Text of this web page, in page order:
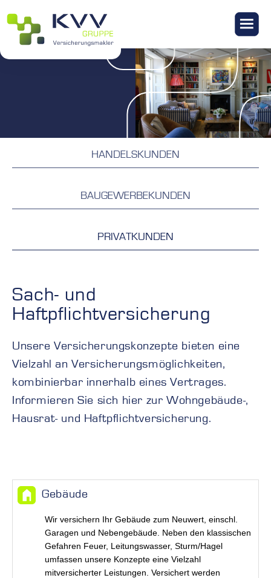
HANDELSKUNDEN
BAUGEWERBEKUNDEN
PRIVATKUNDEN
Sach- und
Haftpflichtversicherung
Unsere Versicherungskonzepte bieten eine
Vielzahl an Versicherungsmöglichkeiten,
kombinierbar innerhalb eines Vertrages.
Informieren Sie sich hier zur Wohngebäude-,
Hausrat- und Haftpflichtversicherung.
Gebäude
Wir versichern Ihr Gebäude zum Neuwert, einschl.
Garagen und Nebengebäude. Neben den klassischen
Gefahren Feuer, Leitungswasser, Sturm/Hagel
umfassen unsere Konzepte eine Vielzahl
mitversicherter Leistungen. Versichert werden